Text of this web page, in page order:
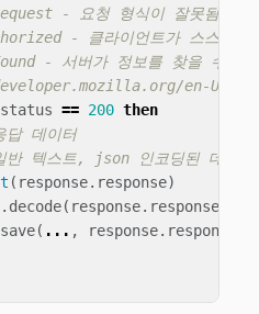
- 요청 형식이 잘못됨
- 클라이언트가 스스로 인
- 서버가 정보를 찾을 수 없
en-US/
status == 200 then
데이터
텍스트, json 인코딩된 데이터
( response. response)
. decode( response. response
save( ... , response. response